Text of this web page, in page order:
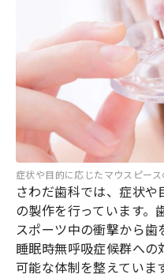
症状や目的に応じたマウスピー
さわだ歯科では、症状
の製作を行っています。
スポーツ中の衝撃から歯
睡眠時無呼吸症候群へ
可能な体制を整えていま